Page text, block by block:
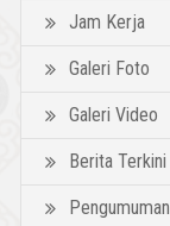
Jam Kerja
Galeri Foto
Galeri Video
Berita Terkini
Pengumuman